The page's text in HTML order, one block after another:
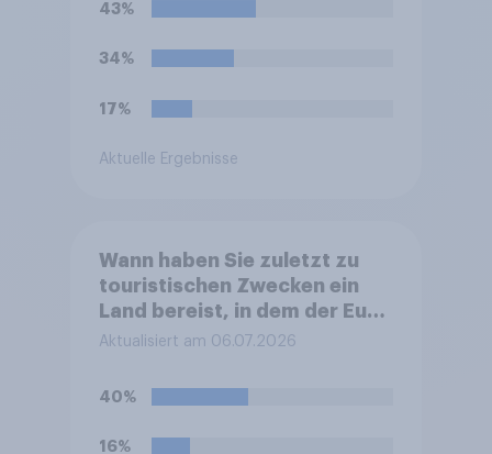
43%
34%
17%
Aktuelle Ergebnisse
Wann haben Sie zuletzt zu
touristischen Zwecken ein
Land bereist, in dem der Euro
nicht die offizielle Währung
Aktualisiert am 06.07.2026
40%
16%